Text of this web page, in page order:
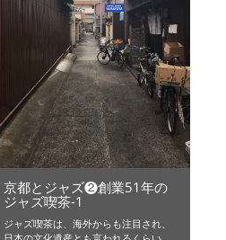
京都とジャズ❷創業51年の
ジャズ喫茶-1
ジャズ喫茶は、海外からも注目され、